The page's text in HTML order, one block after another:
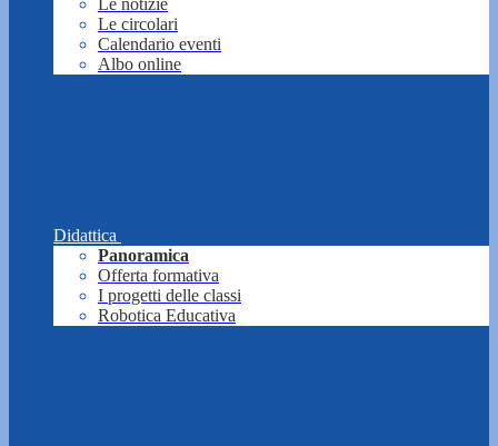
Le notizie
Le circolari
Calendario eventi
Albo online
Didattica
Panoramica
Offerta formativa
I progetti delle classi
Robotica Educativa